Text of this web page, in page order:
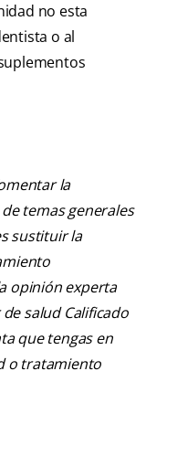
no esta
o al
la
temas generales
sustituir la
opinión experta
salud Calificado
que tengas en
o tratamiento